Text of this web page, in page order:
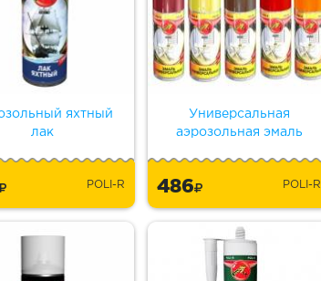
яхтный
лак
POLI-R
Универсальная
аэрозольная эмаль
486 POLI-R